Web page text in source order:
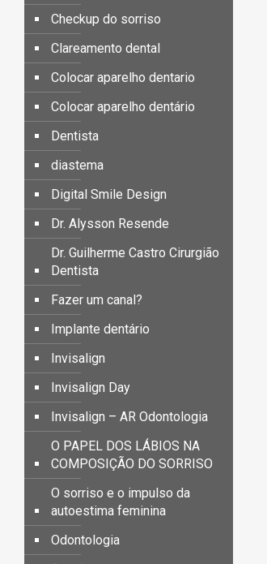
Checkup do sorriso
Clareamento dental
Colocar aparelho dentario
Colocar aparelho dentário
Dentista
diastema
Digital Smile Design
Dr. Alysson Resende
Dr. Guilherme Castro Cirurgião
Dentista
Fazer um canal?
Implante dentário
Invisalign
Invisalign Day
Invisalign – AR Odontologia
O PAPEL DOS LÁBIOS NA
COMPOSIÇÃO DO SORRISO
O sorriso e o impulso da
autoestima feminina
Odontologia